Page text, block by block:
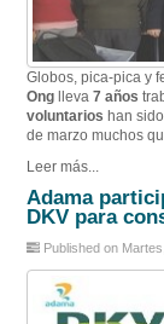
Globos, pica-pica y
Ong lleva7 años
voluntarios han
de marzo muchos
Leer más...
Adama
DKV para
Published on